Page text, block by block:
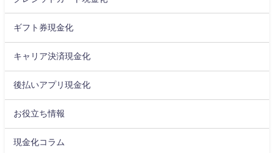
ギフト券現金化
キャリア決済現金化
後払いアプリ現金化
お役立ち情報
現金化コラム